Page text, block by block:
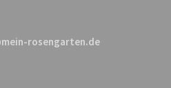
rosengarten.de